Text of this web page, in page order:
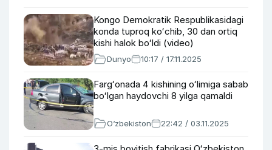
Kongo Demokratik Respublikasidagi
konda tuproq koʻchib, 30 dan ortiq
kishi halok boʻldi (video)
Dunyo 10:17 / 17.11.2025
Fargʻonada 4 kishining oʻlimiga sabab
boʻlgan haydovchi 8 yilga qamaldi
O‘zbekiston 22:42 / 03.11.2025